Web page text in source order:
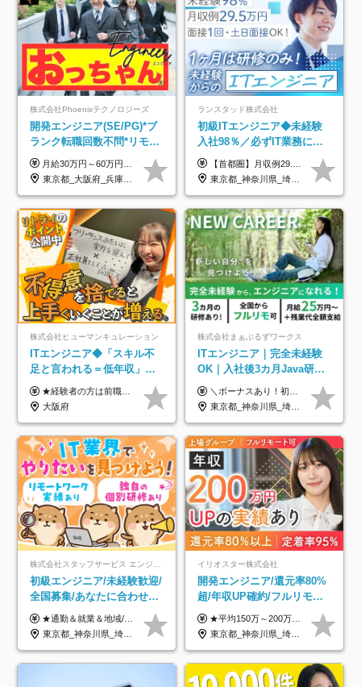
株式会社Phoenixテクノロジーズ
開発エンジニア(SE/PG)*ブ
ランク転職回数不問*リモー
ト案件多数*残業ほぼ0*通院
のための半休制度あり
月給30万円～60万円+住宅手当+職能手当+役職手当+決算賞与+報奨金 ※経験・能力を考慮し、優遇します ※給与には20時間分のみなし時間外手当(3万7000円以上)を含みます(超過時間分は別途追加支給) ※試用期間3～6ヵ月あり(その間の給与、待遇に差異なし) ※場合によって契約社員での採用の可能性あり(面接時に応相談)
東京都_大阪府_兵庫県_京都府_福岡県
ランスタッド株式会社
初級ITエンジニア◆未経験
入社98％／必ずIT業務に配
属／月収例29.5万円／Web
面接1回／土日面接可/SE
【首都圏】月収例29.5万円（月給26万円＋諸手当） 【東海・関西】月収例28.5万円（月給25万円＋諸手当） 【九州】月収例26万円（月給23万円＋諸手当） ※経験・スキル・前職給与を踏まえ、総合的に判断して決定します。 例：首都圏 月収例31万円（月給27万円＋諸手当） ◆各種手当 ・通勤手当（上限4万円まで） ・残業代手当（1分単位で全額支給） ※固定残業代制は採用しておりません ・深夜勤務手当 ・資格取得支援（ランクに応じてお祝い金1万円～10万円を支給） ◆昇給：年1回 ◆補足 ・研修中1ヶ月間は、時給1670円となります。 ・試用期間6ヶ月あり。その間の待遇に変更はありません。 ※詳細は面接時にご案内します。
東京都_神奈川県_埼玉県_千葉県_大阪府_愛知県_兵庫県_京都府_福岡県
株式会社ヒューマンキュレーション
ITエンジニア◆「スキル不
足と言われる＝低年収」で
はない！｜ 不安を克服し、
年収アップした社員の実例
★経験者の方は前職の年収以上を保証します ★案件単価を開示した上で80％以上を還元します 月給25万円以上＋賞与年2回 ※経験や能力を考慮の上で優遇します ※試用期間が3ヶ月(その間の給与・待遇・雇用形態に変更はありません) ※月給には月20時間分のみなし残業手当(5万円)を含みます(超過分は別途支給) ★残業平均は月10時間以下ですので、毎月10時間分程度はお得です！
大阪府
株式会社まぁぶるずワークス
ITエンジニア｜完全未経験
OK｜入社後3カ月Java研修
｜リモート率8割以上｜充実
のキャリア支援｜残業月10h
＼ボーナスあり！初年度から年収300万円以上／ ■月給25万円～35万円＋残業代全額支給＋各種手当＋賞与年1回 ◎経験・年齢・スキルなどを考慮し、できるだけ優遇します ◎試用期間中(3カ月)は契約社員で、月給21万円＋諸手当になります。 (試用期間中は残業が発生しません。その他の待遇に変更はありません) ----------------- ＼3つの評価軸！実力次第で早期収入アップ！／ 【1】スキル(IT理解、実装力、設計) 【2】実務力(現場評価、コミュ力、品質) 【3】姿勢(自走力、意欲、責任感) この3つの評価軸で、3カ月ごとに評価。社内グレードにより、給与が決まる明確な仕組みです。何ができれば給与が上がるのか分かりやすく、実力や努力次第で早期に収入を増やせます！ 【固定残業代について】 なし（残業代は、実際の労働時間に応じて別途全額支給）
東京都_神奈川県_埼玉県_千葉県_大阪府_愛知県_北海道_青森県_岩手県_宮城県_秋田県_山形県_福島県_茨城県_栃木県_群馬県_新潟県_山梨県_長野県_富山県_石川県_福井県_静岡県_岐阜県_三重県_兵庫県_京都府_滋賀県_奈良県_和歌山県_広島県_岡山県_鳥取県_島根県_山口県_徳島県_香川県_愛媛県_高知県_福岡県_熊本県_佐賀県_長崎県_大分県_宮崎県_鹿児島県_沖縄県
株式会社スタッフサービス エンジニアリング事業本部
初級エンジニア/未経験歓迎/
全国募集/あなたに合わせた
オリジナル研修をご用
意/AI・IoT/残業平均8時間
★通勤＆就業＆地域/住宅＆役職手当あり ★残業代は全額支給 ★選べる給与制度あり！ ■東京・神奈川・千葉・埼玉勤務の場合 月給24.5万円～55万円＋諸手当 （残業代は全額支給） (20,000円の地域/住宅手当込み) ■愛知・京都・大阪・兵庫勤務の場合 月給24万円以上＋諸手当 （残業代は全額支給） (15,000円の地域/住宅手当込み) ■茨城・栃木・群馬・静岡・三重・滋賀・広島・福岡勤務の場合 月給23.5万円以上＋諸手当 （残業代は全額支給） (10,000円の地域/住宅手当込み) ■北海道・宮城・山梨・長野・岐阜・奈良・和歌山・岡山勤務の場合 月給23万円以上＋諸手当 （残業代は全額支給） (5,000円の地域/住宅手当込み) ■その他のエリア勤務の場合 月給22.5万円以上＋諸手当 （残業代は全額支給） ※経験や能力を考慮し、当社規定により優遇します 【昇給：年一回実施】 【選べる給与制度】 ★収入を重視する方に… 「変動型人事制度」の選択も可能（派遣先からの評価に応じて収入アップ！） ※年2回のタイミングで希望者と面談の上決定します。
東京都_神奈川県_埼玉県_千葉県_大阪府_愛知県_北海道_岩手県_宮城県_山形県_福島県_茨城県_栃木県_群馬県_山梨県_長野県_富山県_石川県_静岡県_岐阜県_三重県_兵庫県_京都府_滋賀県_奈良県_広島県_岡山県_山口県_愛媛県_福岡県_熊本県_長崎県
イリオスター株式会社
開発エンジニア/還元率80%
超/年収UP確約/フルリモ
OK/年休130日/平均残業7h/
約2万件の案件から選択
★平均150万～200万円年収UPを実現！ ★前職給与を100％保証！ ★案件内容の開示・明確な評価体制あり ⇒クライアント評価で即昇給を実現したケースも◎ ★年12回（毎月昇給チャンスあり） ■月給35万円～103万円 ※経験・能力・前職給与を考慮し、決定 ※上記給与には月30時間分(6万6500円以上)の固定残業代が含まれます。超過分は手当として別途支給します ※試用期間3ヶ月あり(期間中の給与・待遇面に差異はありません) ▼収入アップの実例をご紹介 ───────────── ★働き方改革をした30代男性（PG） 子どもが生まれたばかりなのに、忙しい現場で残業も月50～60時間が当たり前。 ⇒残業ほぼゼロ＆週3リモートの働き方に！しかも給与もアップ！ ★収入アップした30代男性（PM） 子供が3人いて家計も苦しく、残業代で稼ぐ日々… ⇒残業をたくさんしていた年収額より、100万円以上アップしました！
東京都_神奈川県_埼玉県_千葉県_大阪府_愛知県_北海道_青森県_岩手県_宮城県_秋田県_山形県_福島県_茨城県_栃木県_群馬県_新潟県_山梨県_長野県_富山県_石川県_福井県_静岡県_岐阜県_三重県_兵庫県_京都府_滋賀県_奈良県_和歌山県_広島県_岡山県_鳥取県_島根県_山口県_徳島県_香川県_愛媛県_高知県_福岡県_熊本県_佐賀県_長崎県_大分県_宮崎県_鹿児島県_沖縄県